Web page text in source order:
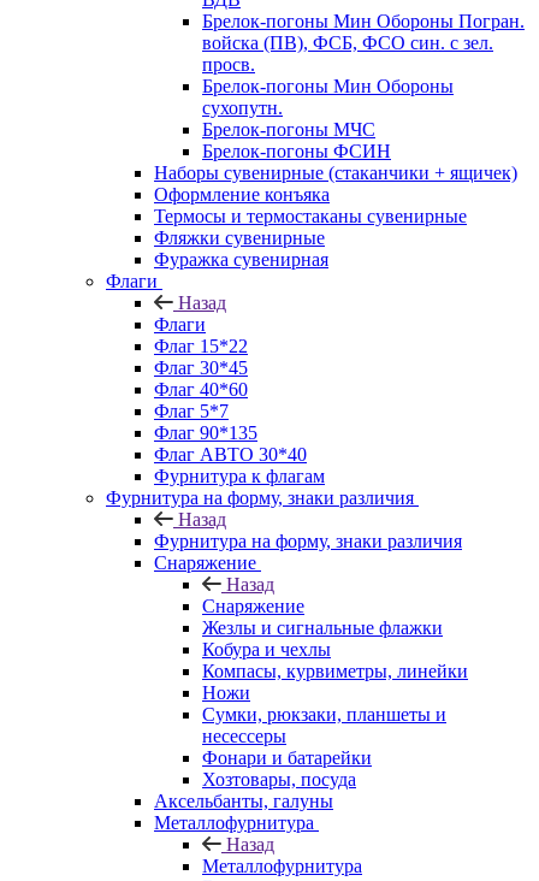
Брелок-погоны Мин Обороны Погран.
войска (ПВ), ФСБ, ФСО син. с зел.
просв.
Брелок-погоны Мин Обороны
сухопутн.
Брелок-погоны МЧС
Брелок-погоны ФСИН
Наборы сувенирные (стаканчики + ящичек)
Оформление конъяка
Термосы и термостаканы сувенирные
Фляжки сувенирные
Фуражка сувенирная
Флаги
Назад
Флаги
Флаг 15*22
Флаг 30*45
Флаг 40*60
Флаг 5*7
Флаг 90*135
Флаг АВТО 30*40
Фурнитура к флагам
Фурнитура на форму, знаки различия
Назад
Фурнитура на форму, знаки различия
Снаряжение
Назад
Снаряжение
Жезлы и сигнальные флажки
Кобура и чехлы
Компасы, курвиметры, линейки
Ножи
Сумки, рюкзаки, планшеты и
несессеры
Фонари и батарейки
Хозтовары, посуда
Аксельбанты, галуны
Металлофурнитура
Назад
Металлофурнитура